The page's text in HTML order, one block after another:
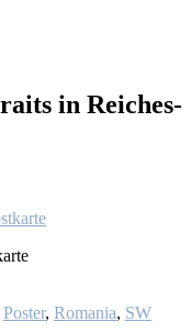
in Rei­ches­
Poster, Romania, SW